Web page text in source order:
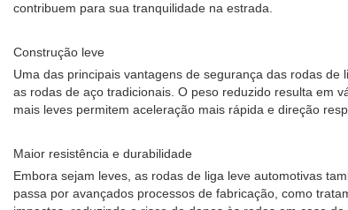
contribuem para sua tranquilidade na estrada.
Construção leve
Uma das principais vantagens de segurança das rodas
as rodas de aço tradicionais. O peso reduzido resulta em
mais leves permitem aceleração mais rápida e direção
Maior resistência e durabilidade
Embora sejam leves, as rodas de liga leve automotivas
passa por avançados processos de fabricação, como